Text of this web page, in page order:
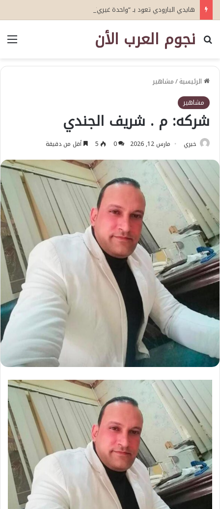
نجوم العرب الأن
بحث عن
الرئيسية/مشاهير
مشاهير
شركه: م . شريف الجندي
خيري مارس 12, 2026 0
5 أقل من دقيقة